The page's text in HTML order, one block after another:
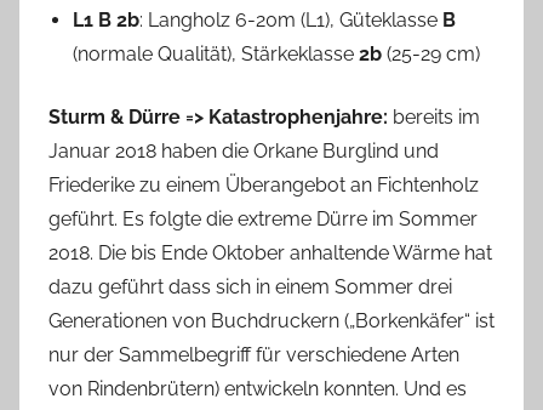
L1 B 2b: Langholz 6-20m (L1), Güteklasse B
(normale Qualität), Stärkeklasse 2b (25-29 cm)
Sturm & Dürre => Katastrophenjahre: bereits im
Januar 2018 haben die Orkane Burglind und
Friederike zu einem Überangebot an Fichtenholz
geführt. Es folgte die extreme Dürre im Sommer
2018. Die bis Ende Oktober anhaltende Wärme hat
dazu geführt dass sich in einem Sommer drei
Generationen von Buchdruckern („Borkenkäfer“ ist
nur der Sammelbegriff für verschiedene Arten
von Rindenbrütern) entwickeln konnten. Und es